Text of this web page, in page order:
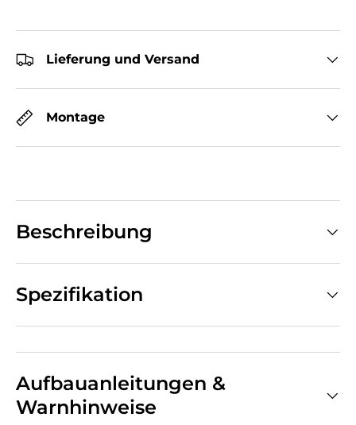
Lieferung und Versand
Montage
Beschreibung
Spezifikation
Aufbauanleitungen &
Warnhinweise